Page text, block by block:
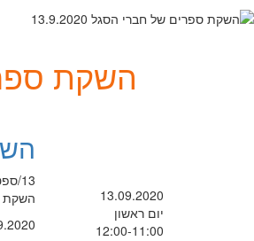
השקת ספרים
13.09.2020
יום ראשון
12:00-11:00
13/ספט/2020 @ 11:00 - 12:00 -
השקת
13.09.2020